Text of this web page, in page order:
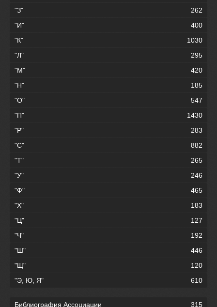
"З"
262
"И"
400
"К"
1030
"Л"
295
"М"
420
"Н"
185
"О"
547
"П"
1430
"Р"
283
"С"
882
"Т"
265
"У"
246
"Ф"
465
"Х"
183
"Ц"
127
"Ч"
192
"Ш"
446
"Щ"
120
"Э, Ю, Я"
610
Библиография Ассоциации
315